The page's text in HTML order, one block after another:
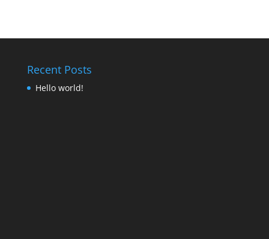
Recent Posts
Hello world!